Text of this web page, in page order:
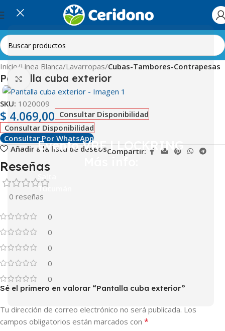
Evento VRF | LOCKRING
Salta
Tucumán
Inicio Línea Blanca Lavarropas Cubas-Tambores-Contrapesas
Pantalla cuba exterior
Clic para ampliar
SKU: 1020009
$ 4.069,00 Consultar Disponibilidad
Consultar Disponibilidad
Consultar Por WhatsApp
Añadir a la lista de deseosCompartir:
Reseñas
0 reseñas
0
0
0
0
0
Sé el primero en valorar “Pantalla cuba exterior”
Tu dirección de correo electrónico no será publicada. Los
campos obligatorios están marcados con *